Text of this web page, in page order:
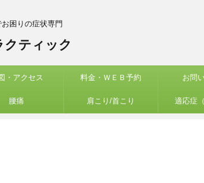
困りの症状専門
ティック
・アクセス 料金・ＷＥＢ予約 お問
腰痛 肩こり/首こり 適応症